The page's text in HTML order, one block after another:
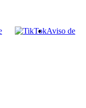
Aviso de